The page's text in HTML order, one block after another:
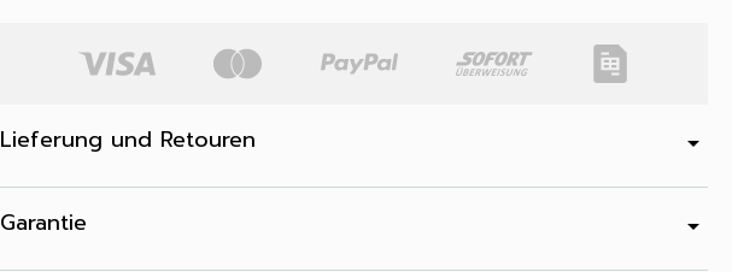
Lieferung und Retouren arrow_drop_down
Garantie arrow_drop_down